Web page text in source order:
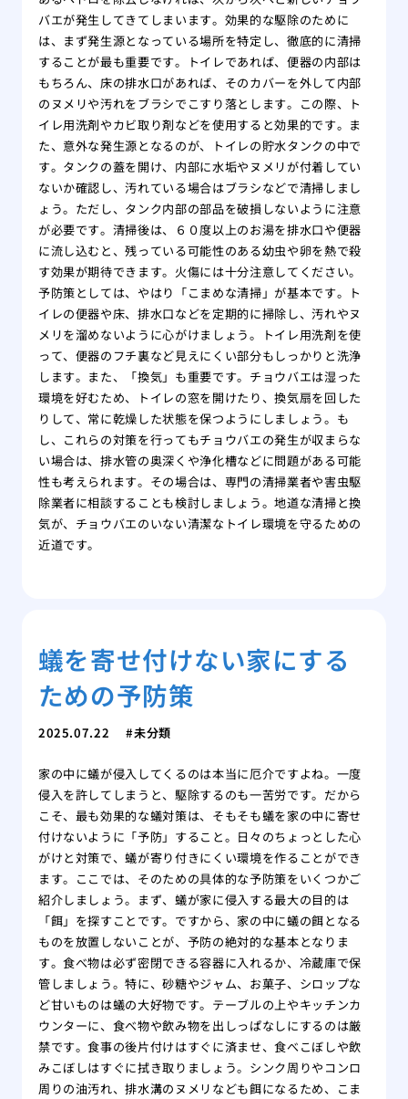
バエが発生してきてしまいます。効果的な駆除のために
は、まず発生源となっている場所を特定し、徹底的に清掃
することが最も重要です。トイレであれば、便器の内部は
もちろん、床の排水口があれば、そのカバーを外して内部
のヌメリや汚れをブラシでこすり落とします。この際、ト
イレ用洗剤やカビ取り剤などを使用すると効果的です。ま
た、意外な発生源となるのが、トイレの貯水タンクの中で
す。タンクの蓋を開け、内部に水垢やヌメリが付着してい
ないか確認し、汚れている場合はブラシなどで清掃しまし
ょう。ただし、タンク内部の部品を破損しないように注意
が必要です。清掃後は、６０度以上のお湯を排水口や便器
に流し込むと、残っている可能性のある幼虫や卵を熱で殺
す効果が期待できます。火傷には十分注意してください。
予防策としては、やはり「こまめな清掃」が基本です。ト
イレの便器や床、排水口などを定期的に掃除し、汚れやヌ
メリを溜めないように心がけましょう。トイレ用洗剤を使
って、便器のフチ裏など見えにくい部分もしっかりと洗浄
します。また、「換気」も重要です。チョウバエは湿った
環境を好むため、トイレの窓を開けたり、換気扇を回した
りして、常に乾燥した状態を保つようにしましょう。も
し、これらの対策を行ってもチョウバエの発生が収まらな
い場合は、排水管の奥深くや浄化槽などに問題がある可能
性も考えられます。その場合は、専門の清掃業者や害虫駆
除業者に相談することも検討しましょう。地道な清掃と換
気が、チョウバエのいない清潔なトイレ環境を守るための
近道です。
蟻を寄せ付けない家にする
ための予防策
2025.07.22 未分類
家の中に蟻が侵入してくるのは本当に厄介ですよね。一度
侵入を許してしまうと、駆除するのも一苦労です。だから
こそ、最も効果的な蟻対策は、そもそも蟻を家の中に寄せ
付けないように「予防」すること。日々のちょっとした心
がけと対策で、蟻が寄り付きにくい環境を作ることができ
ます。ここでは、そのための具体的な予防策をいくつかご
紹介しましょう。まず、蟻が家に侵入する最大の目的は
「餌」を探すことです。ですから、家の中に蟻の餌となる
ものを放置しないことが、予防の絶対的な基本となりま
す。食べ物は必ず密閉できる容器に入れるか、冷蔵庫で保
管しましょう。特に、砂糖やジャム、お菓子、シロップな
ど甘いものは蟻の大好物です。テーブルの上やキッチンカ
ウンターに、食べ物や飲み物を出しっぱなしにするのは厳
禁です。食事の後片付けはすぐに済ませ、食べこぼしや飲
みこぼしはすぐに拭き取りましょう。シンク周りやコンロ
周りの油汚れ、排水溝のヌメリなども餌になるため、こま